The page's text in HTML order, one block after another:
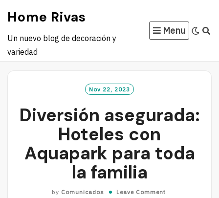
content
Home Rivas
Un nuevo blog de decoración y
variedad
Menu
Nov 22, 2023
Diversión asegurada:
Hoteles con
Aquapark para toda
la familia
by Comunicados Leave Comment